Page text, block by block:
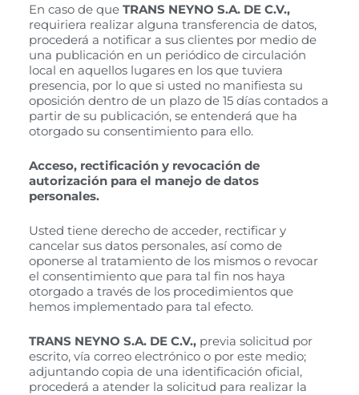
En caso de que TRANS NEYNO S.A. DE C.V.,
requiriera realizar alguna transferencia de datos,
procederá a notificar a sus clientes por medio de
una publicación en un periódico de circulación
local en aquellos lugares en los que tuviera
presencia, por lo que si usted no manifiesta su
oposición dentro de un plazo de 15 días contados a
partir de su publicación, se entenderá que ha
otorgado su consentimiento para ello.
Acceso, rectificación y revocación de
autorización para el manejo de datos
personales.
Usted tiene derecho de acceder, rectificar y
cancelar sus datos personales, así como de
oponerse al tratamiento de los mismos o revocar
el consentimiento que para tal fin nos haya
otorgado a través de los procedimientos que
hemos implementado para tal efecto.
TRANS NEYNO S.A. DE C.V., previa solicitud por
escrito, vía correo electrónico o por este medio;
adjuntando copia de una identificación oficial,
procederá a atender la solicitud para realizar la